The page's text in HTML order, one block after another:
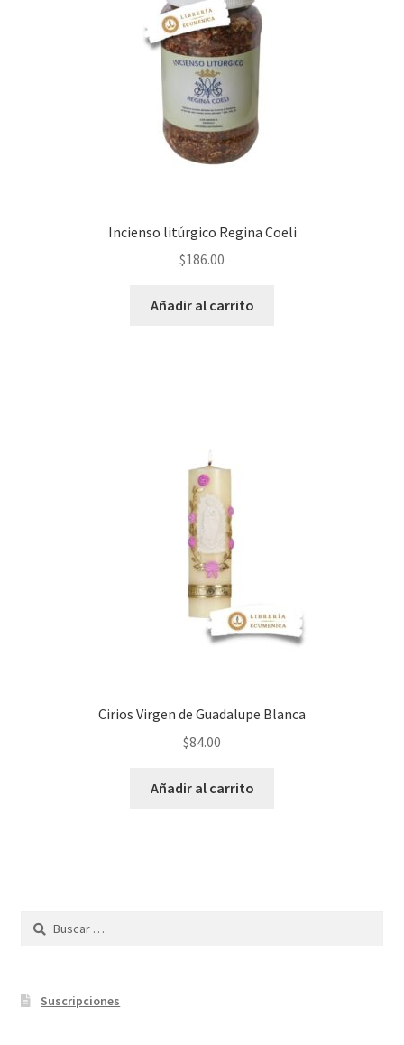
Incienso litúrgico Regina Coeli
$186.00
Añadir al carrito
Cirios Virgen de Guadalupe Blanca
$84.00
Añadir al carrito
Buscar:
Suscripciones